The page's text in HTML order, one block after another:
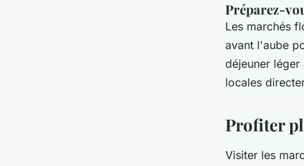
Préparez-
Les marchés
avant l'aube
déjeuner
locales
Profiter
Visiter les